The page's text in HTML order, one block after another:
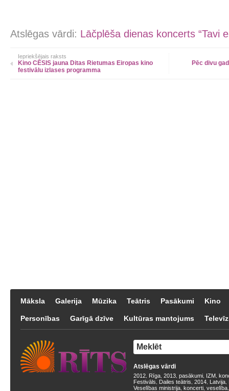
Atslēgas vārdi: Lāčplēša dienas koncerts “Tavi
Iepriekšējais raksts
Kino CĒSIS jauna Ditas Rietumas Eiropas kino
festivālu izlases programma
Pēc divu
Māksla Galerija Mūzika Teātris Pasākumi Kino
Personības Garīgā dzīve Kultūras mantojums
Atslēgas vārdi
2012 Rīga 2013 pasākumi IZM
Festivāls
Dailes teātris 2014 Latvija
Veselības ministrija koncerti veselība